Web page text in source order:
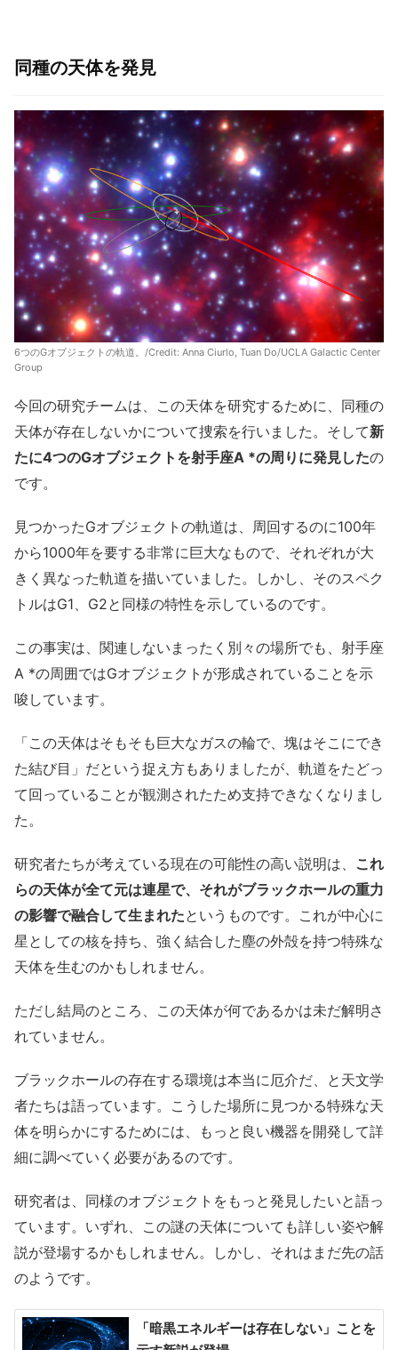
同種の天体を発見
6つのGオブジェクトの軌道。/Credit: Anna Ciurlo, Tuan Do/UCLA Galactic Center
Group
今回の研究チームは、この天体を研究するために、同種の
天体が存在しないかについて捜索を行いました。そして新
たに4つのGオブジェクトを射手座A *の周りに発見したの
です。
見つかったGオブジェクトの軌道は、周回するのに100年
から1000年を要する非常に巨大なもので、それぞれが大
きく異なった軌道を描いていました。しかし、そのスペク
トルはG1、G2と同様の特性を示しているのです。
この事実は、関連しないまったく別々の場所でも、射手座
A *の周囲ではGオブジェクトが形成されていることを示
唆しています。
「この天体はそもそも巨大なガスの輪で、塊はそこにでき
た結び目」だという捉え方もありましたが、軌道をたどっ
て回っていることが観測されたため支持できなくなりまし
た。
研究者たちが考えている現在の可能性の高い説明は、 これ
らの天体が全て元は連星で、それがブラックホールの重力
の影響で融合して生まれたというものです。これが中心に
星としての核を持ち、強く結合した塵の外殻を持つ特殊な
天体を生むのかもしれません。
ただし結局のところ、この天体が何であるかは未だ解明さ
れていません。
ブラックホールの存在する環境は本当に厄介だ、と天文学
者たちは語っています。こうした場所に見つかる特殊な天
体を明らかにするためには、もっと良い機器を開発して詳
細に調べていく必要があるのです。
研究者は、同様のオブジェクトをもっと発見したいと語っ
ています。いずれ、この謎の天体についても詳しい姿や解
説が登場するかもしれません。しかし、それはまだ先の話
のようです。